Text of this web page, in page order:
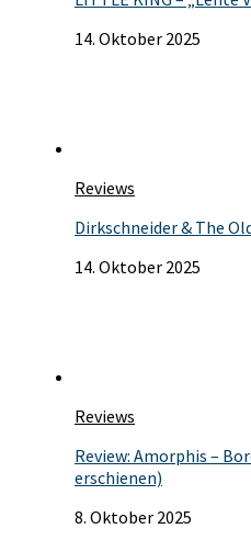
14. Oktober 2025
Reviews
Dirkschneider & The
14. Oktober 2025
Reviews
Review: Amorphis –
erschienen)
8. Oktober 2025